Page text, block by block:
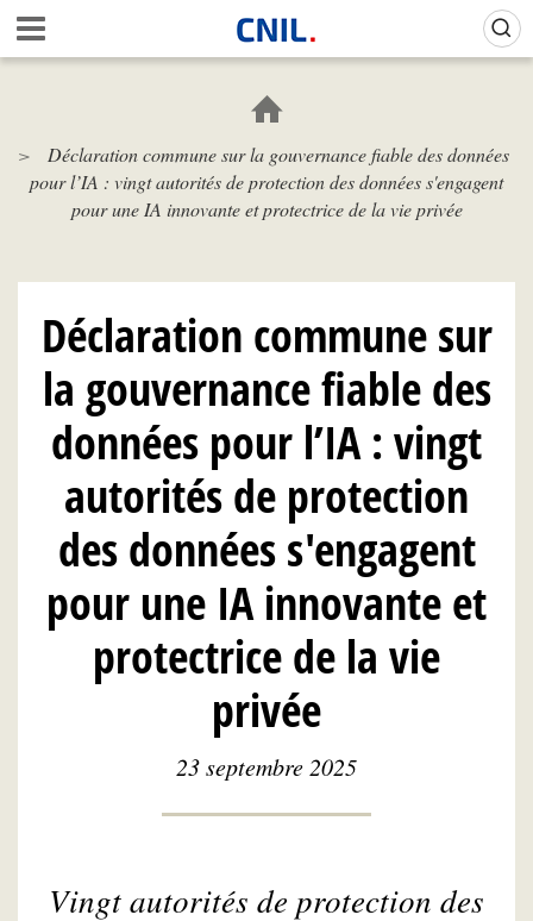
Aller
au
contenu
c
i
l
-
I
Déclaration commune sur la gouvernance fiable des données
pour l’IA : vingt autorités de protection des données s'engagent
pour une IA innovante et protectrice de la vie privée
Déclaration commune sur
la gouvernance fiable des
données pour l’IA : vingt
autorités de protection
des données s'engagent
pour une IA innovante et
protectrice de la vie
privée
23 septembre 2025
Vingt autorités de protection des
Gestion de vos préférences sur les cookies (témoins de connexion)